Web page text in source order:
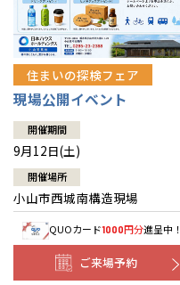
住まいの探検フェア
現場公開イベント
開催期間
9月12日(土)
開催場所
小山市西城南構造現場
QUOカード1000円分進呈中！
ご来場予約